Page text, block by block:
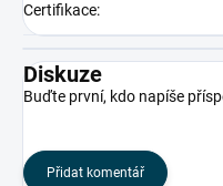
Certifikace:
Diskuze
Buďte první, kdo napíše
Přidat komentář